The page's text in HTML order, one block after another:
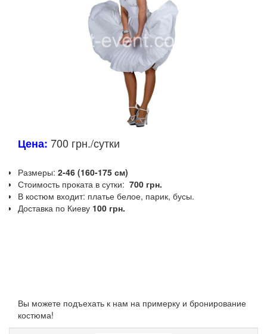
Цена: 700 грн./сутки
Размеры: 2-46 (160-175 см)
Стоимость проката в сутки: 700 грн.
В костюм входит: платье белое, парик, бусы.
Доставка по Киеву 100 грн.
Вы можете подъехать к нам на примерку и бронирование
костюма!